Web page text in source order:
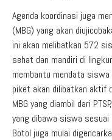
Agenda koordinasi juga
(MBG) yang akan
ini akan melibatkan 572
sehat dan mandiri di
membantu mendata siswa
piket akan dilibatkan aktif
MBG yang diambil dari
yang dibawa siswa sesuai
Botol juga mulai